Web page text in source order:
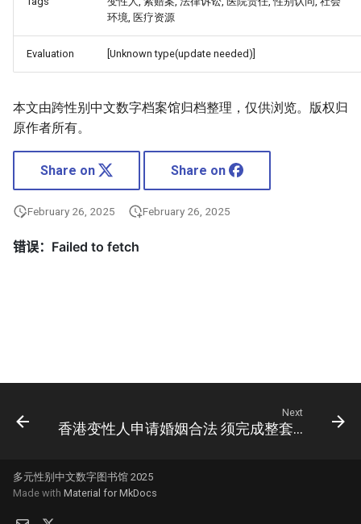
环境, 医疗资源
Evaluation [Unknown type(update needed)]
本文由跨性别中文数字档案馆归档整理，仅供浏览。版权归
原作者所有。
Share on Share on
February 26, 2025 February 26, 2025
Next
香港变性人申请婚姻合法 须完成整套手术引争议
多元性别中文数字图书馆 2025
Made with Material for MkDocs